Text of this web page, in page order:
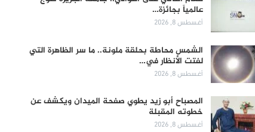
عالمياً بجائزة…
أغسطس 8, 2026
الشمس محاطة بحلقة ملونة.. ما سر الظاهرة التي
لفتت الأنظار في…
أغسطس 8, 2026
المصباح أبو زيد يطوي صفحة الميدان ويكشف عن
خطوته المقبلة
أغسطس 8, 2026